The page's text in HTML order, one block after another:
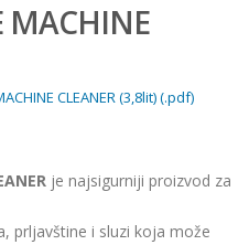
MACHINE
CLEANER (3,8lit) (.pdf)
je najsigurniji proizvod za
prljavštine i sluzi koja može